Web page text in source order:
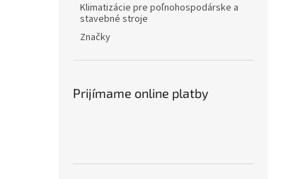
Klimatizácie pre poľnohospodárske a
stavebné stroje
Značky
Prijímame online platby